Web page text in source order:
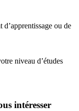
d’apprentissage ou de
niveau d’études
intéresser